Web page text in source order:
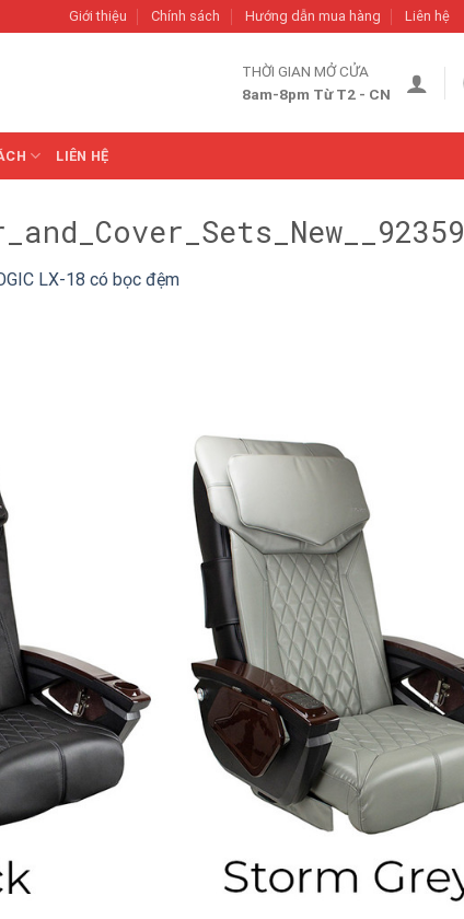
Giới thiệu Chính sách Hướng dẫn mua hàng Liên hệ
THỜI GIAN MỞ CỬA
8am-8pm Từ T2 - CN
LIÊN HỆ
LX-18 có bọc đệm